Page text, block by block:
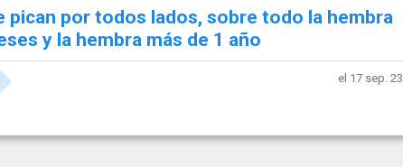
pican por todos lados, sobre todo la hembra
y la hembra más de 1 año
el 17 sep. 23